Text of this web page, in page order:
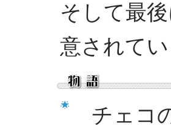
そして最
意されて
チェコ